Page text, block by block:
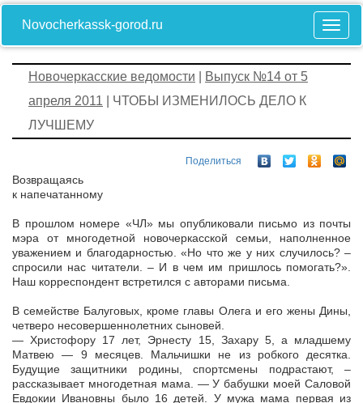
Novocherkassk-gorod.ru
Новочеркасские ведомости
Выпуск №14 от 5
апреля 2011 | ЧТОБЫ ИЗМЕНИЛОСЬ ДЕЛО К
ЛУЧШЕМУ
Поделиться
Возвращаясь
к напечатанному
В прошлом номере «ЧЛ» мы опубликовали письмо из почты
мэра от многодетной новочеркасской семьи, наполненное
уважением и благодарностью. «Но что же у них случилось? –
спросили нас читатели. – И в чем им пришлось помогать?».
Наш корреспондент встретился с авторами письма.
В семействе Балуговых, кроме главы Олега и его жены Дины,
четверо несовершеннолетних сыновей.
— Христофору 17 лет, Эрнесту 15, Захару 5, а младшему
Матвею — 9 месяцев. Мальчишки не из робкого десятка.
Будущие защитники родины, спортсмены подрастают, –
рассказывает многодетная мама. — У бабушки моей Саловой
Евдокии Ивановны было 16 детей. У мужа мама первая из